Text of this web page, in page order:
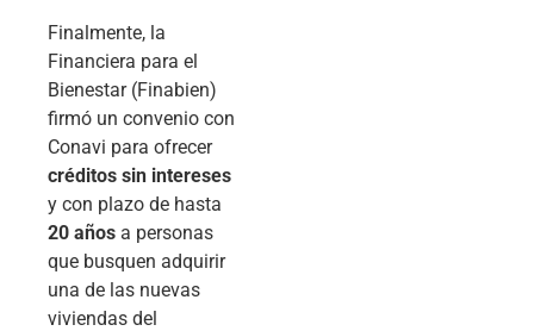
Finalmente, la
Financiera para el
Bienestar (Finabien)
firmó un convenio con
Conavi para ofrecer
créditos sin intereses
y con plazo de hasta
20 años a personas
que busquen adquirir
una de las nuevas
viviendas del